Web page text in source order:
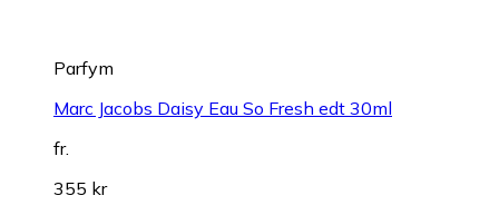
Parfym
Marc Jacobs Daisy Eau So Fresh edt 30ml
fr.
355 kr